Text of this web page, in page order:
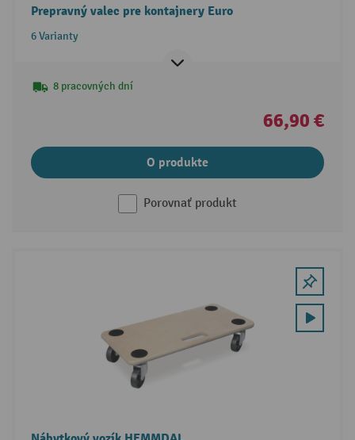
Prepravný valec pre kontajnery Euro
6 Varianty
8 pracovných dní
66,90 €
O produkte
Porovnať produkt